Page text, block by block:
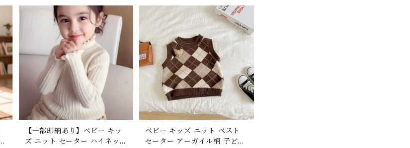
120cm 130cm 140cm
ー 90 100 110 120 130 140 1
50cm
【一部即納あり】ベビー キッ
ズ ニット セーター ハイネッ
ベビー キッズ ニット ベスト
セーター アーガイル柄 子ども